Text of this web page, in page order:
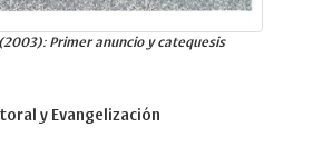
Primer anuncio y catequesis
y Evangelización